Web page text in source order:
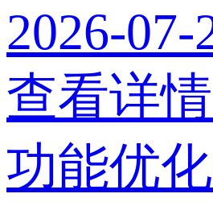
2026-07-
查看详
功能优